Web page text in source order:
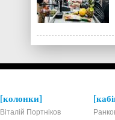
колонки
Віталій Портніков